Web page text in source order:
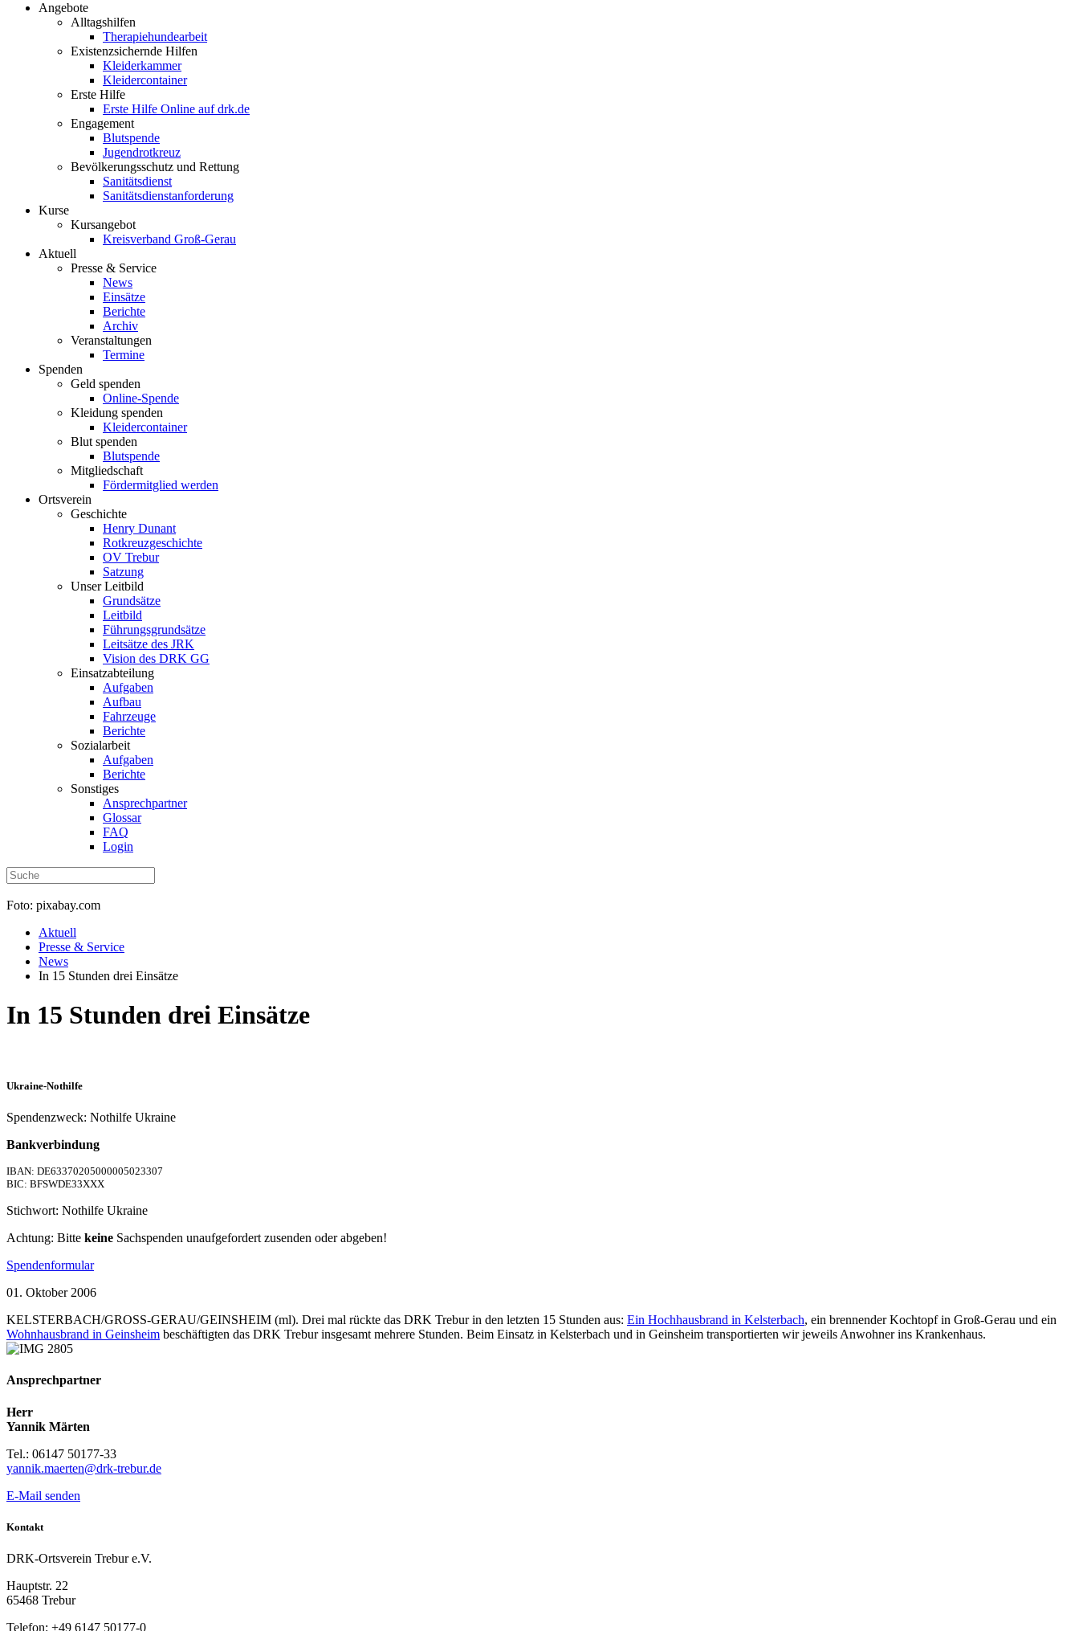
Angebote
Alltagshilfen
Therapiehundearbeit
Existenzsichernde Hilfen
Kleiderkammer
Kleidercontainer
Erste Hilfe
Erste Hilfe Online auf drk.de
Engagement
Blutspende
Jugendrotkreuz
Bevölkerungsschutz und Rettung
Sanitätsdienst
Sanitätsdienstanforderung
Kurse
Kursangebot
Kreisverband Groß-Gerau
Aktuell
Presse & Service
News
Einsätze
Berichte
Archiv
Veranstaltungen
Termine
Spenden
Geld spenden
Online-Spende
Kleidung spenden
Kleidercontainer
Blut spenden
Blutspende
Mitgliedschaft
Fördermitglied werden
Ortsverein
Geschichte
Henry Dunant
Rotkreuzgeschichte
OV Trebur
Satzung
Unser Leitbild
Grundsätze
Leitbild
Führungsgrundsätze
Leitsätze des JRK
Vision des DRK GG
Einsatzabteilung
Aufgaben
Aufbau
Fahrzeuge
Berichte
Sozialarbeit
Aufgaben
Berichte
Sonstiges
Ansprechpartner
Glossar
FAQ
Login
Foto: pixabay.com
Aktuell
Presse & Service
News
In 15 Stunden drei Einsätze
In 15 Stunden drei Einsätze
Ukraine-Nothilfe
Spendenzweck: Nothilfe Ukraine
Bankverbindung
IBAN: DE63370205000005023307
BIC: BFSWDE33XXX
Stichwort: Nothilfe Ukraine
Achtung: Bitte keine Sachspenden unaufgefordert zusenden oder abgeben!
Spendenformular
01. Oktober 2006
KELSTERBACH/GROSS-GERAU/GEINSHEIM (ml). Drei mal rückte das DRK Trebur in den letzten 15 Stunden aus: Ein Hochhausbrand in Kelsterbach, ein brennender Kochtopf in Groß-Gerau und ein
Wohnhausbrand in Geinsheim beschäftigten das DRK Trebur insgesamt mehrere Stunden. Beim Einsatz in Kelsterbach und in Geinsheim transportierten wir jeweils Anwohner ins Krankenhaus.
Ansprechpartner
Herr
Yannik Märten
Tel.: 06147 50177-33
yannik.maerten@drk-trebur.de
E-Mail senden
Kontakt
DRK-Ortsverein Trebur e.V.
Hauptstr. 22
65468 Trebur
Telefon: +49 6147 50177-0